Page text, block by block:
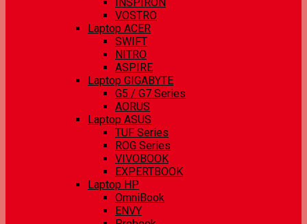
VOSTRO
Laptop ACER
SWIFT
NITRO
ASPIRE
Laptop GIGABYTE
G5 / G7 Series
AORUS
Laptop ASUS
TUF Series
ROG Series
VIVOBOOK
EXPERTBOOK
Laptop HP
OmniBook
ENVY